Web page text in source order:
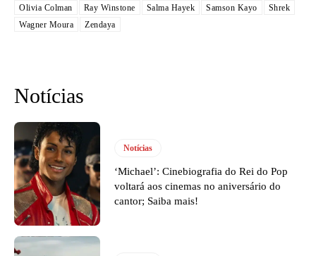
Olivia Colman
Ray Winstone Salma Hayek Samson Kayo
Shrek
Wagner Moura
Zendaya
Notícias
Notícias
‘Michael’: Cinebiografia do Rei do Pop
voltará aos cinemas no aniversário do
cantor; Saiba mais!